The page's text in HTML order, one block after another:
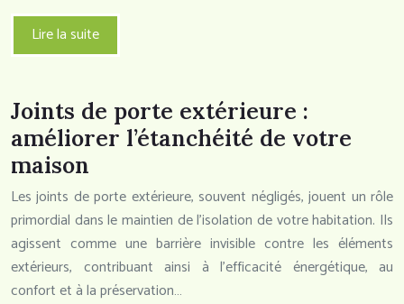
Lire la suite
Joints de porte extérieure :
améliorer l’étanchéité de votre
maison
Les joints de porte extérieure, souvent négligés, jouent un rôle
primordial dans le maintien de l’isolation de votre habitation. Ils
agissent comme une barrière invisible contre les éléments
extérieurs, contribuant ainsi à l’efficacité énergétique, au
confort et à la préservation…